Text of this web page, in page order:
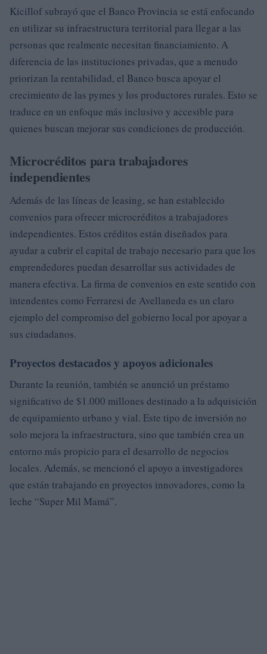
Kicillof subrayó que el Banco Provincia se está enfocando
en utilizar su infraestructura territorial para llegar a las
personas que realmente necesitan financiamiento. A
diferencia de las instituciones privadas, que a menudo
priorizan la rentabilidad, el Banco busca apoyar el
crecimiento de las pymes y los productores rurales. Esto se
traduce en un enfoque más inclusivo y accesible para
quienes buscan mejorar sus condiciones de producción.
Microcréditos para trabajadores
independientes
Además de las líneas de leasing, se han establecido
convenios para ofrecer microcréditos a trabajadores
independientes. Estos créditos están diseñados para
ayudar a cubrir el capital de trabajo necesario para que los
emprendedores puedan desarrollar sus actividades de
manera efectiva. La firma de convenios en este sentido con
intendentes como Ferraresi de Avellaneda es un claro
ejemplo del compromiso del gobierno local por apoyar a
sus ciudadanos.
Proyectos destacados y apoyos adicionales
Durante la reunión, también se anunció un préstamo
significativo de $1.000 millones destinado a la adquisición
de equipamiento urbano y vial. Este tipo de inversión no
solo mejora la infraestructura, sino que también crea un
entorno más propicio para el desarrollo de negocios
locales. Además, se mencionó el apoyo a investigadores
que están trabajando en proyectos innovadores, como la
leche “Super Mil Mamá”.